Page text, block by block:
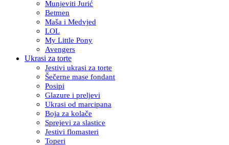
Munjeviti Jurić
Betmen
Maša i Medvjed
LOL
My Little Pony
Avengers
Ukrasi za torte
Jestivi ukrasi za torte
Šečerne mase fondant
Posipi
Glazure i preljevi
Ukrasi od marcipana
Boja za kolače
Sprejevi za slastice
Jestivi flomasteri
Toperi